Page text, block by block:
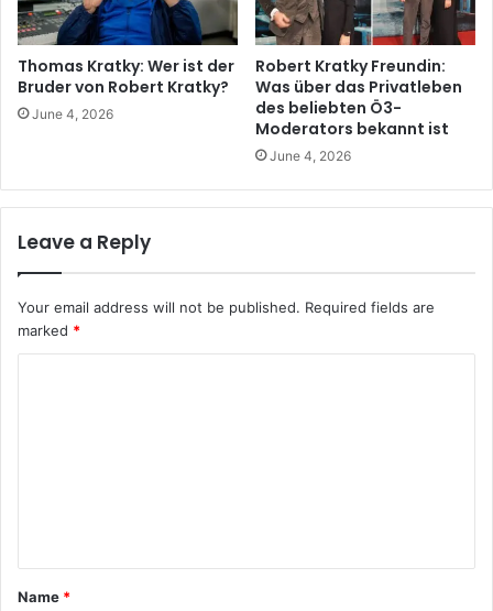
Thomas Kratky: Wer ist der
Bruder von Robert Kratky?
June 4, 2026
Robert Kratky Freundin:
Was über das Privatleben
des beliebten Ö3-
Moderators bekannt ist
June 4, 2026
Leave a Reply
Your email address will not be published. Required fields are
marked *
t
*
Name *